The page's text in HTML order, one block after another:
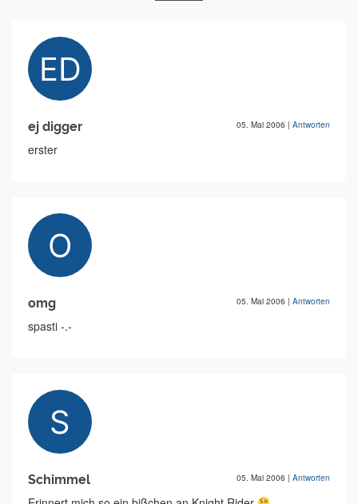
ej digger 05. Mai 2006 | Antworten
erster
omg 05. Mai 2006 | Antworten
spasti -.-
Schimmel 05. Mai 2006 | Antworten